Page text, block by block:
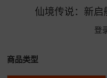
仙境传说：新
登
商品类型